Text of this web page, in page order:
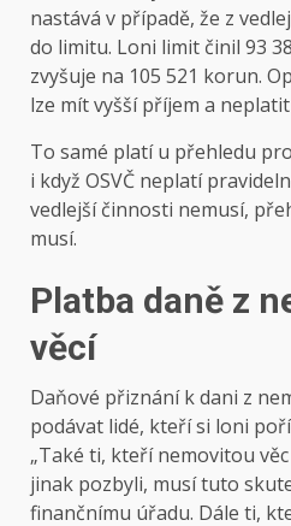
nastává v případě, že z
do limitu. Loni limit činil 93
zvyšuje na 105 521 korun.
lze mít vyšší příjem a
To samé platí u přehledu
i když OSVČ neplatí
vedlejší činnosti nemusí,
musí.
Platba daně z
věcí
Daňové přiznání k dani z
podávat lidé, kteří si loni
„Také ti, kteří nemovitou
jinak pozbyli, musí tuto
finančnímu úřadu. Dále ti,